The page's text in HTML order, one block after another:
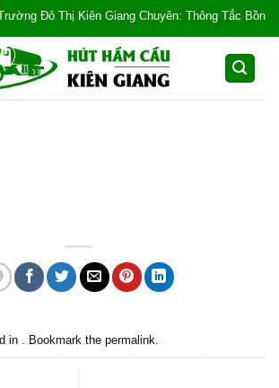
Đô Thị Kiên Giang Chuyên: Thông Tắc Bồn
in . Bookmark the permalink